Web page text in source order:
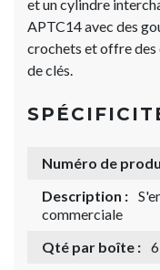
et un cylindre
APTC14 avec des
crochets et offre des
de clés.
Numéro de
Description :
commerciale
Qté par boîte : 6